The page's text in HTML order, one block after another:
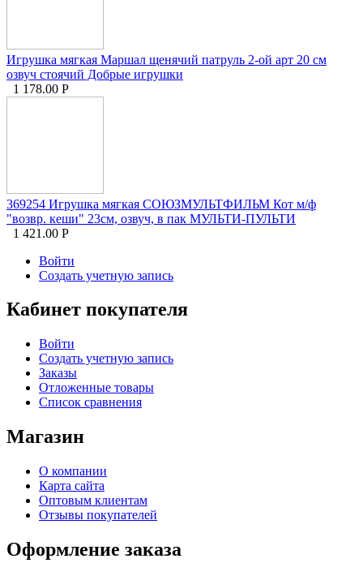
Игрушка мягкая Маршал щенячий патруль 2-ой арт 20 см
озвуч стоячий Добрые игрушки
1 178.00 Р
369254 Игрушка мягкая СОЮЗМУЛЬТФИЛЬМ Кот м/ф
"возвр. кеши" 23см, озвуч, в пак МУЛЬТИ-ПУЛЬТИ
1 421.00 Р
Войти
Создать учетную запись
Кабинет покупателя
Войти
Создать учетную запись
Заказы
Отложенные товары
Список сравнения
Магазин
О компании
Карта сайта
Оптовым клиентам
Отзывы покупателей
Оформление заказа